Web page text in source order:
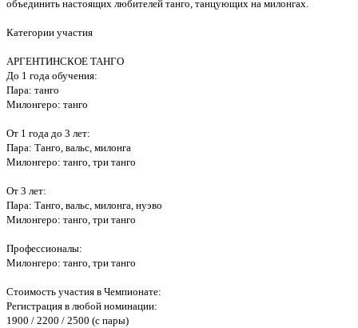
объединить настоящих любителей танго, танцующих на милонгах.
Категории участия
АРГЕНТИНСКОЕ ТАНГО
До 1 года обучения:
Пара: танго
Милонгеро: танго
От 1 года до 3 лет:
Пара: Танго, вальс, милонга
Милонгеро: танго, три танго
От 3 лет:
Пара: Танго, вальс, милонга, нуэво
Милонгеро: танго, три танго
Профессионалы:
Милонгеро: танго, три танго
Стоимость участия в Чемпионате:
Регистрация в любой номинации:
1900 / 2200 / 2500 (с пары)